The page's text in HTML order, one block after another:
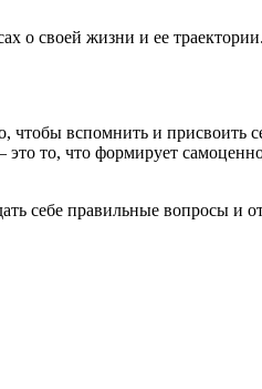
вспомнить и присвоить
это то, что формирует
себе правильные вопросы и